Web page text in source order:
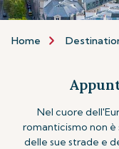
Home
Nel cuore
romanticismo non è
delle sue strade e